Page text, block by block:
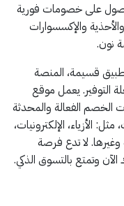
على خصومات فورية
والإكسسوارات
نون.
قسيمة، المنصة
التوفير. يعمل موقع
الخصم الفعالة والمحدثة
الأزياء، الإلكترونيات،
لا تدع فرصة
وتمتع بالتسوق الذكي.